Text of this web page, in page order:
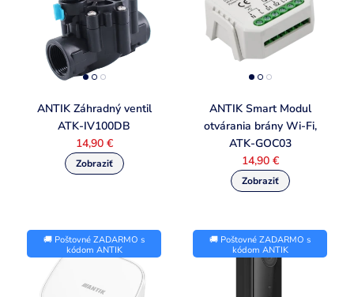
ANTIK Záhradný ventil
ATK-IV100DB
14,90 €
ANTIK Smart Modul
otvárania brány Wi-Fi,
ATK-GOC03
14,90 €
🚚 Poštovné ZADARMO s
kódom ANTIK
🚚 Poštovné ZADARMO s
kódom ANTIK